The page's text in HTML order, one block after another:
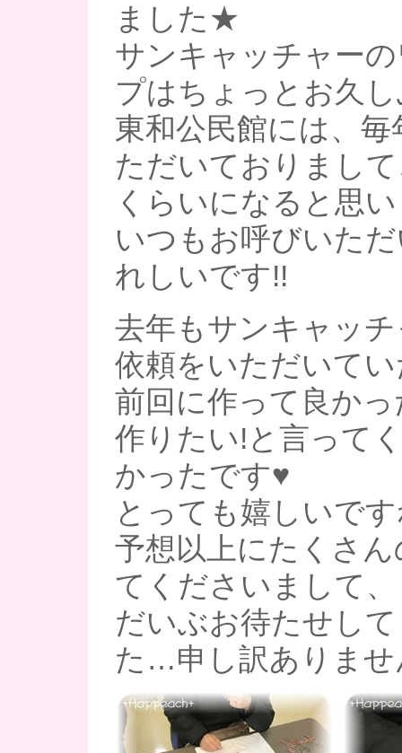
ました★
サンキャッチャー
プはちょっとお久
東和公民館には、
ただいておりまし
くらいになると思
いつもお呼びいた
れしいです!!
去年もサンキャッ
依頼をいただいて
前回に作って良か
作りたい!と言って
かったです♥
とっても嬉しいで
予想以上にたくさ
てくださいまして、
だいぶお待たせし
た…申し訳ありませ